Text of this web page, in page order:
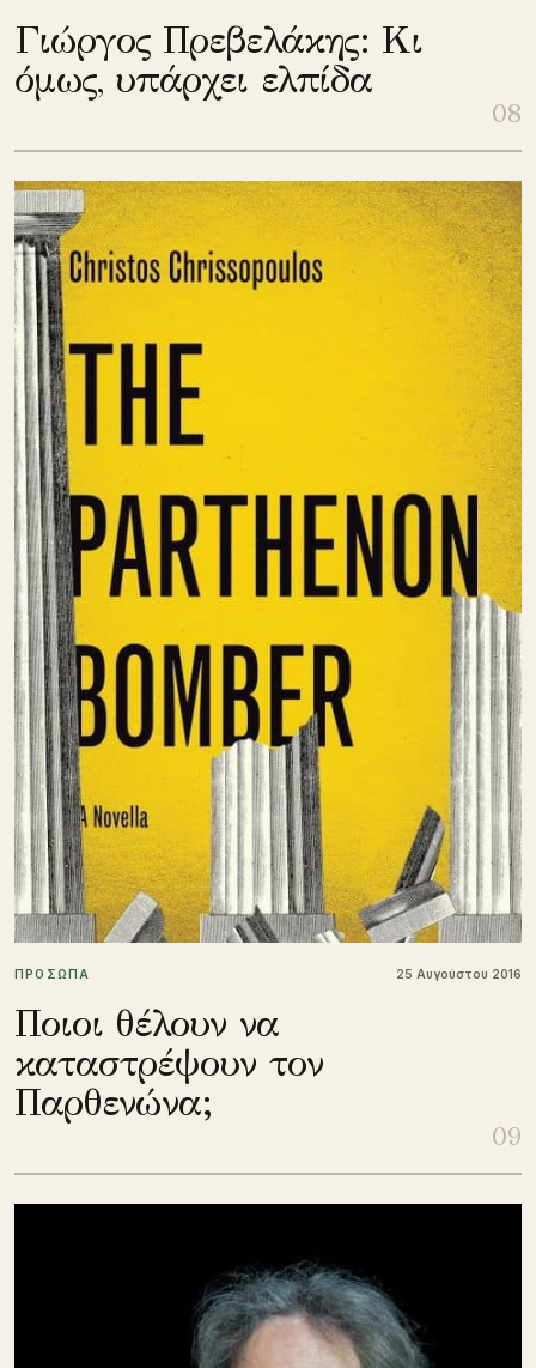
Γιώργος Πρεβελάκης: Κι
όμως, υπάρχει ελπίδα
08
ΠΡΟΣΩΠΑ 25 Αυγούστου 2016
Ποιοι θέλουν να
καταστρέψουν τον
Παρθενώνα;
09